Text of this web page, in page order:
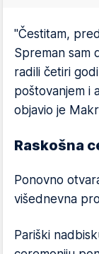
"Čestitam,
Spreman sam
radili četiri
poštovanjem i
objavio je
Raskošna
Ponovno
višednevna
Pariški